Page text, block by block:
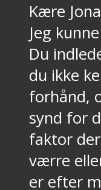
Kære
Jeg
Du
du ikke
forhånd,
synd for
faktor
værre
er efter